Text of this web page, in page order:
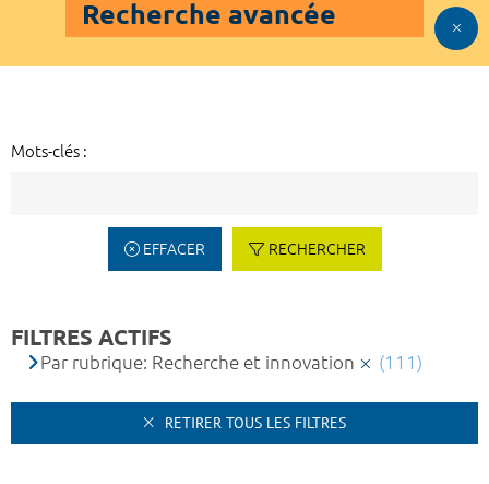
Recherche avancée
Mots-clés :
EFFACER RECHERCHER
FILTRES ACTIFS
Par rubrique: Recherche et innovation (111)
RETIRER TOUS LES FILTRES